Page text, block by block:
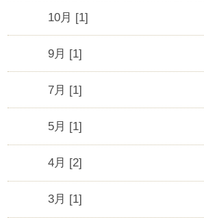
10月 [1]
9月 [1]
7月 [1]
5月 [1]
4月 [2]
3月 [1]